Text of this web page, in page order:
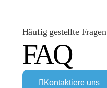
Häufig gestellte Fragen
FAQ
Kontaktiere uns